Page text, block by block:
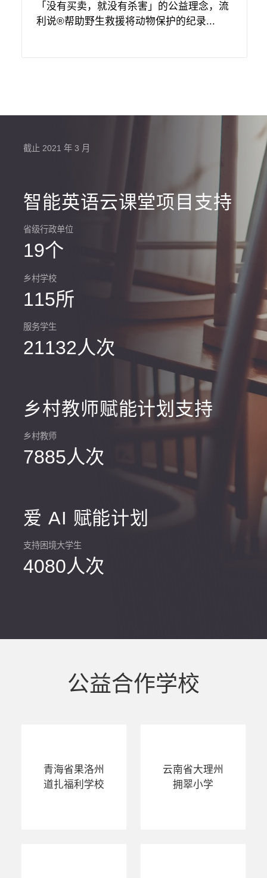
「没有买卖，就没有杀害」的公益理念，流
利说®帮助野生救援将动物保护的纪录...
截止 2021 年 3 月
智能英语云课堂项目支持
省级行政单位
19个
乡村学校
115所
服务学生
21132人次
乡村教师赋能计划支持
乡村教师
7885人次
爱 AI 赋能计划
支持困境大学生
4080人次
公益合作学校
青海省果洛州
道扎福利学校
云南省大理州
拥翠小学